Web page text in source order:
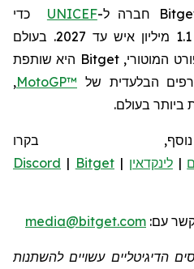
חברה ל-UNICEF
כדי
בעולם
המוטורי, Bitget היא שותפת
הבלעדית של MotoGP™
,
ביותר בעולם.
בקרו
|לינקדאין |
Discord | Bitget
עם: media@bitget.com
הדיגיטליים עשויים להשתנות